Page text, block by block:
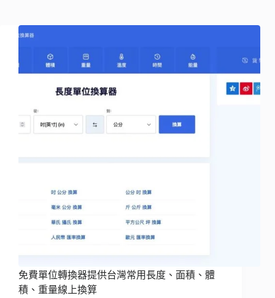
免費單位轉換器提供台灣常用長度、面積、體
積、重量線上換算